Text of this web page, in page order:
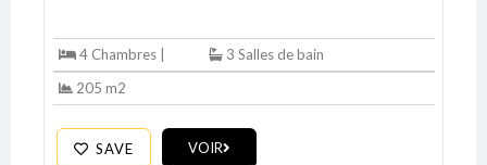
4 Chambres |
3 Salles de bain
205 m2
SAVE VOIR